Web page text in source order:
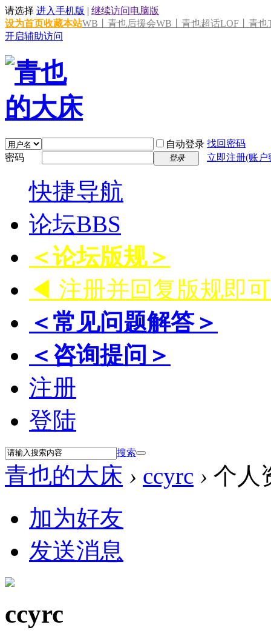
请选择 进入手机版 | 继续访问电脑版
设为首页收藏本站WB丨青也后援会WB丨青也超话LOF丨青也
开启辅助访问
自动登录 找回密码
密码
登录 立即注册(账
快捷导航
论坛BBS
＜论坛版规＞
◀ 注册并回复版规即
＜常见问题解答＞
＜咨询提问＞
注册
登陆
搜索
青也的大床 › ccyrc › 个人
加为好友
发送消息
ccyrc